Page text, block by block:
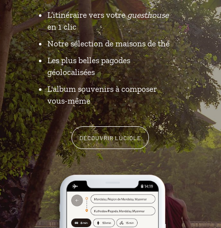
L’itinéraire vers votreguesthouse
en 1 clic
Notre sélection de maisons de thé
Les plus belles pagodes
géolocalisées
L'album souvenirs à composer
vous-même
DÉCOUVRIR LUCIOLE